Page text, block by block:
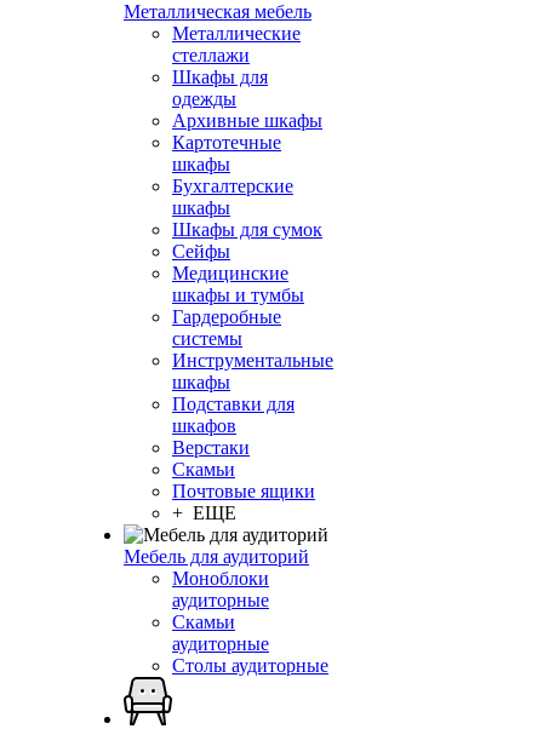
Металлическая мебель
Металлические
стеллажи
Шкафы для
одежды
Архивные шкафы
Картотечные
шкафы
Бухгалтерские
шкафы
Шкафы для сумок
Сейфы
Медицинские
шкафы и тумбы
Гардеробные
системы
Инструментальные
шкафы
Подставки для
шкафов
Верстаки
Скамьи
Почтовые ящики
+ ЕЩЕ
Мебель для аудиторий
Моноблоки
аудиторные
Скамьи
аудиторные
Столы аудиторные